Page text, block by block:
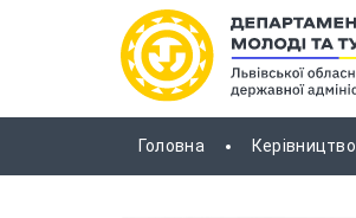
Головна Керівництво